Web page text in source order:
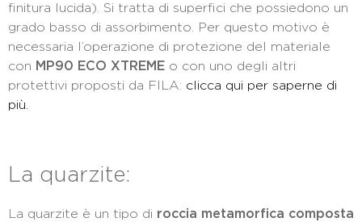
finitura lucida). Si tratta di superfici che possiedono un
grado basso di assorbimento. Per questo motivo è
necessaria l’operazione di protezione del materiale
con MP90 ECO XTREME o con uno degli altri
protettivi proposti da FILA: clicca qui per saperne di
più.
La quarzite:
La quarzite è un tipo di roccia metamorfica composta